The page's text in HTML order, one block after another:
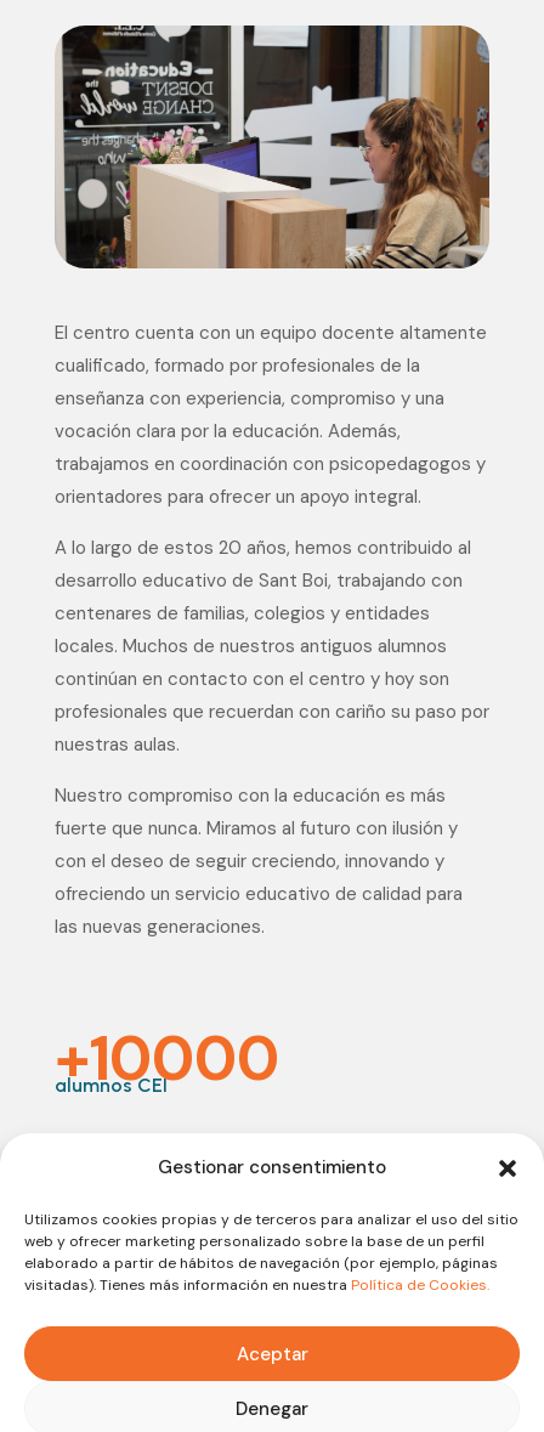
Gestionar consentimiento
Utilizamos cookies propias y de terceros para analizar el uso del sitio
web y ofrecer marketing personalizado sobre la base de un perfil
elaborado a partir de hábitos de navegación (por ejemplo, páginas
visitadas). Tienes más información en nuestra Política de Cookies.
Aceptar
Denegar
El centro cuenta con un equipo docente altamente
cualificado, formado por profesionales de la
enseñanza con experiencia, compromiso y una
vocación clara por la educación. Además,
trabajamos en coordinación con psicopedagogos y
orientadores para ofrecer un apoyo integral.
A lo largo de estos 20 años, hemos contribuido al
desarrollo educativo de Sant Boi, trabajando con
centenares de familias, colegios y entidades
locales. Muchos de nuestros antiguos alumnos
continúan en contacto con el centro y hoy son
profesionales que recuerdan con cariño su paso por
nuestras aulas.
Nuestro compromiso con la educación es más
fuerte que nunca. Miramos al futuro con ilusión y
con el deseo de seguir creciendo, innovando y
ofreciendo un servicio educativo de calidad para
las nuevas generaciones.
+10000
alumnos CEI
Aviso legal
Política de Privacidad
Política de Cookies